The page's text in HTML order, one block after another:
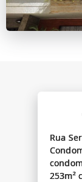
Rua
253m²